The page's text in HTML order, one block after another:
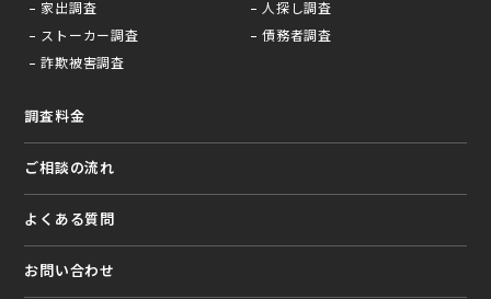
家出調査
人探し調査
ストーカー調査
債務者調査
詐欺被害調査
調査料金
ご相談の流れ
よくある質問
お問い合わせ